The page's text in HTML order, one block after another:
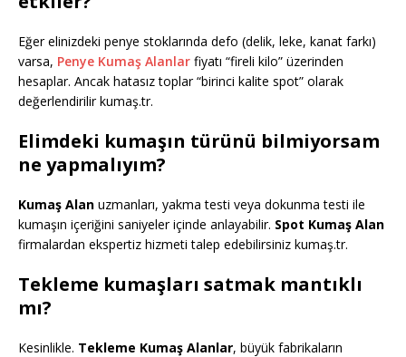
Eğer elinizdeki penye stoklarında defo (delik, leke, kanat farkı)
varsa, Penye Kumaş Alanlar fiyatı “fireli kilo” üzerinden
hesaplar. Ancak hatasız toplar “birinci kalite spot” olarak
değerlendirilir kumaş.tr.
Elimdeki kumaşın türünü bilmiyorsam
ne yapmalıyım?
Kumaş Alan uzmanları, yakma testi veya dokunma testi ile
kumaşın içeriğini saniyeler içinde anlayabilir. Spot Kumaş Alan
firmalardan ekspertiz hizmeti talep edebilirsiniz kumaş.tr.
Tekleme kumaşları satmak mantıklı
mı?
Kesinlikle. Tekleme Kumaş Alanlar, büyük fabrikaların